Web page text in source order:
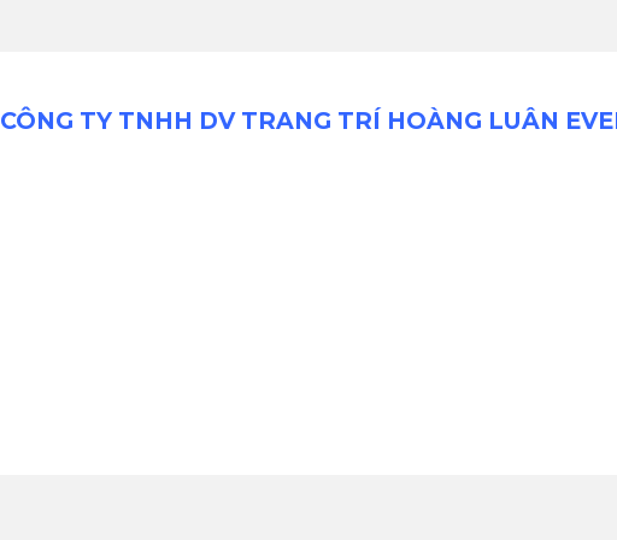
CÔNG TY TNHH DV TRANG TRÍ HOÀNG LUÂN